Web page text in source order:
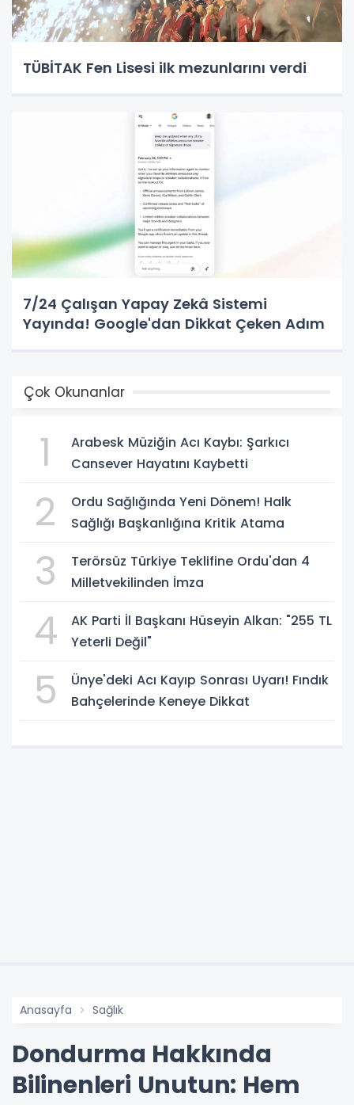
TÜBİTAK Fen Lisesi ilk mezunlarını verdi
7/24 Çalışan Yapay Zekâ Sistemi
Yayında! Google'dan Dikkat Çeken Adım
Çok Okunanlar
1
Arabesk Müziğin Acı Kaybı: Şarkıcı
Cansever Hayatını Kaybetti
2
Ordu Sağlığında Yeni Dönem! Halk
Sağlığı Başkanlığına Kritik Atama
3
Terörsüz Türkiye Teklifine Ordu'dan 4
Milletvekilinden İmza
4
AK Parti İl Başkanı Hüseyin Alkan: "255 TL
Yeterli Değil"
5
Ünye'deki Acı Kayıp Sonrası Uyarı! Fındık
Bahçelerinde Keneye Dikkat
Anasayfa Sağlık
Dondurma Hakkında
Bilinenleri Unutun: Hem